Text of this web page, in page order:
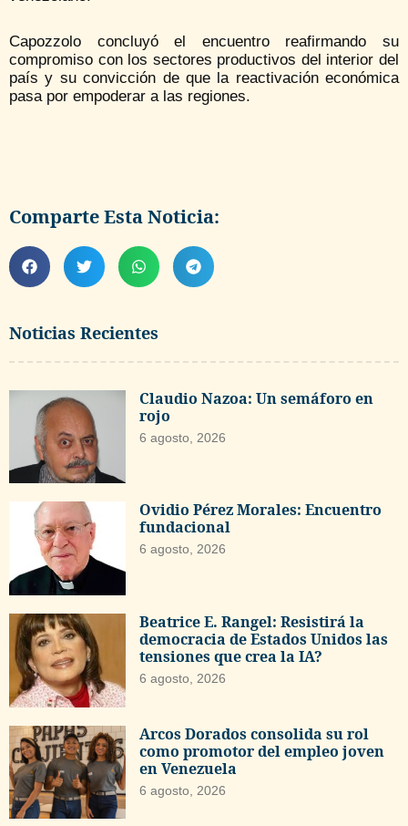
Noticias Recientes
Claudio Nazoa: Un semáforo en
rojo
6 agosto, 2026
Ovidio Pérez Morales: Encuentro
fundacional
6 agosto, 2026
Beatrice E. Rangel: Resistirá la
democracia de Estados Unidos las
tensiones que crea la IA?
6 agosto, 2026
Arcos Dorados consolida su rol
como promotor del empleo joven
en Venezuela
6 agosto, 2026
Capozzolo concluyó el encuentro reafirmando su
compromiso con los sectores productivos del interior del
país y su convicción de que la reactivación económica
pasa por empoderar a las regiones.
Comparte Esta Noticia: